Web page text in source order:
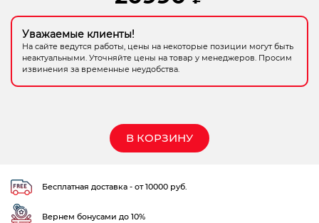
Электрохозтовары
Уважаемые клиенты!
На сайте ведутся работы, цены на некоторые позиции могут быть
неактуальными. Уточняйте цены на товар у менеджеров. Просим
извинения за временные неудобства.
В КОРЗИНУ
Бесплатная доставка - от 10000 руб.
Вернем бонусами до 10%